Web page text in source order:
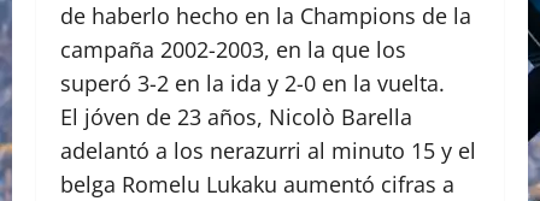
de haberlo hecho en la Champions de la
campaña 2002-2003, en la que los
superó 3-2 en la ida y 2-0 en la vuelta.
El jóven de 23 años, Nicolò Barella
adelantó a los nerazurri al minuto 15 y el
belga Romelu Lukaku aumentó cifras a